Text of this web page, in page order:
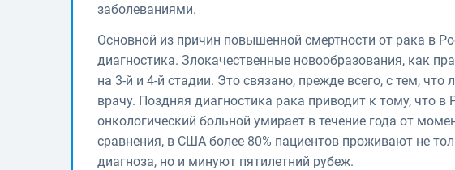
заболеваниями.
Основной из причин повышенной смертности от рака в
диагностика. Злокачественные новообразования, как
на 3-й и 4-й стадии. Это связано, прежде всего, с тем,
врачу. Поздняя диагностика рака приводит к тому, что в
онкологический больной умирает в течение года от
сравнения, в США более 80% пациентов проживают не
диагноза, но и минуют пятилетний рубеж.